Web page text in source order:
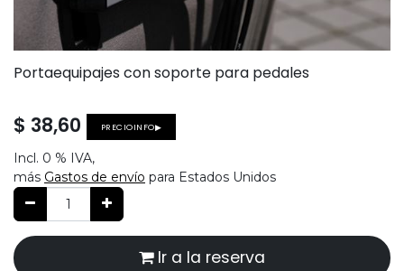
Portaequipajes con soporte para pedales
$ 38,60 PRECIOINFO▶
Incl. 0 % IVA,
más Gastos de envío para Estados Unidos
Ir a la reserva